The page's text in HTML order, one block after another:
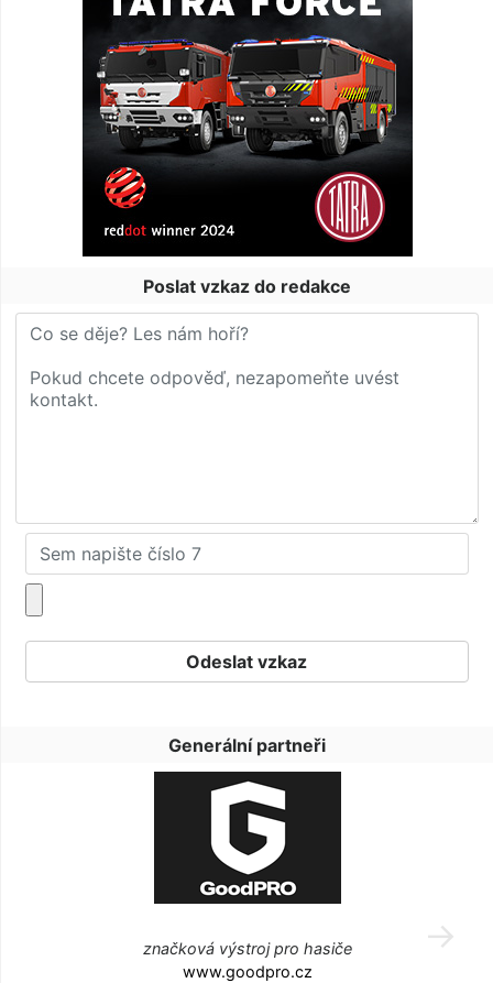
Poslat vzkaz do redakce
Generální partneři
značková výstroj pro hasiče
www.goodpro.cz